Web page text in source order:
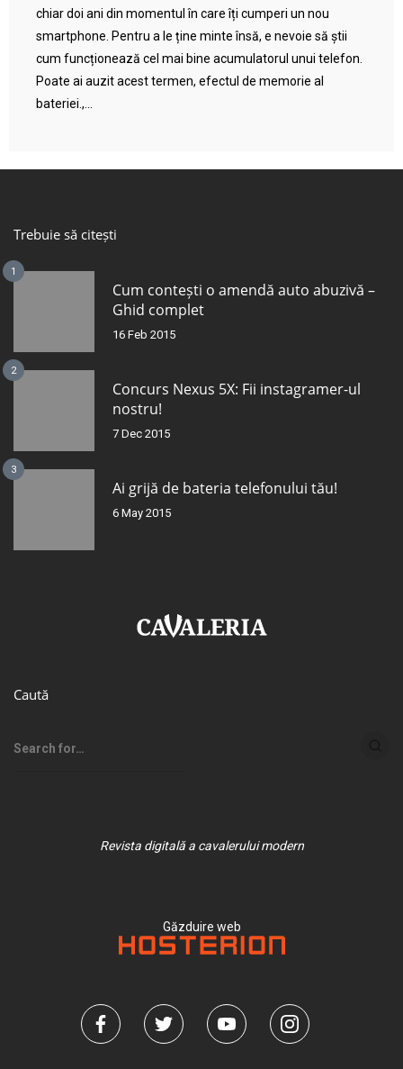
chiar doi ani din momentul în care îți cumperi un nou
smartphone. Pentru a le ține minte însă, e nevoie să știi
cum funcționează cel mai bine acumulatorul unui telefon.
Poate ai auzit acest termen, efectul de memorie al
bateriei.,...
Trebuie să citești
1
Cum contești o amendă auto abuzivă –
Ghid complet
16 Feb 2015
2
Concurs Nexus 5X: Fii instagramer-ul
nostru!
7 Dec 2015
3
Ai grijă de bateria telefonului tău!
6 May 2015
Caută
Revista digitală a cavalerului modern
Găzduire web